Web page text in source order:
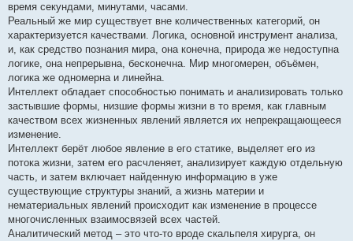
время секундами, минутами, часами.
Реальный же мир существует вне количественных категорий, он
характеризуется качествами. Логика, основной инструмент анализа,
и, как средство познания мира, она конечна, природа же недоступна
логике, она непрерывна, бесконечна. Мир многомерен, объёмен,
логика же одномерна и линейна.
Интеллект обладает способностью понимать и анализировать только
застывшие формы, низшие формы жизни в то время, как главным
качеством всех жизненных явлений является их непрекращающееся
изменение.
Интеллект берёт любое явление в его статике, выделяет его из
потока жизни, затем его расчленяет, анализирует каждую отдельную
часть, и затем включает найденную информацию в уже
существующие структуры знаний, а жизнь материи и
нематериальных явлений происходит как изменение в процессе
многочисленных взаимосвязей всех частей.
Аналитический метод – это что-то вроде скальпеля хирурга, он